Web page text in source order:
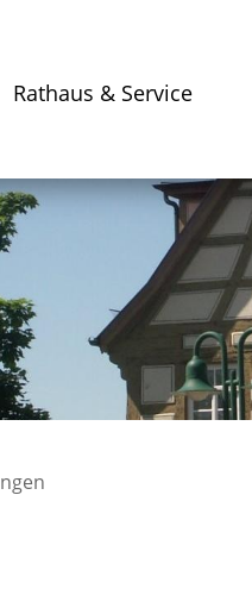
Rathaus & Service